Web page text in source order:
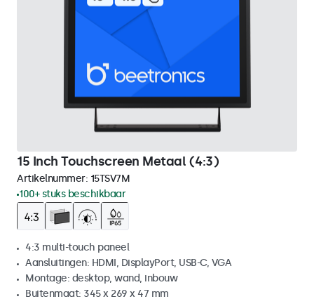
15 Inch Touchscreen Metaal (4:3)
Artikelnummer: 15TSV7M
100+ stuks beschikbaar
4:3 multi-touch paneel
Aansluitingen: HDMI, DisplayPort, USB-C, VGA
Montage: desktop, wand, inbouw
Buitenmaat: 345 x 269 x 47 mm